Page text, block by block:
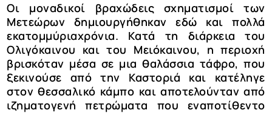
Οι μοναδικοί βραχώδεις σχηματισμοί των
Μετεώρων δημιουργήθηκαν εδώ και πολλά
εκατομμύριαχρόνια. Kατά τη διάρκεια του
Ολιγόκαινου και του Μειόκαινου, η περιοχή
βρισκόταν μέσα σε μια θαλάσσια τάφρο, που
ξεκινούσε από την Καστοριά και κατέληγε
στον θεσσαλικό κάμπο και αποτελούνταν από
ιζηματογενή πετρώματα που εναποτίθεντο